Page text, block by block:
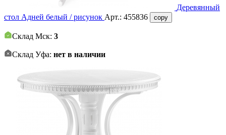
Деревянный
стол Адней белый / рисунок Арт.: 455836 copy
Склад Мск: 3
Склад Уфа: нет в наличии